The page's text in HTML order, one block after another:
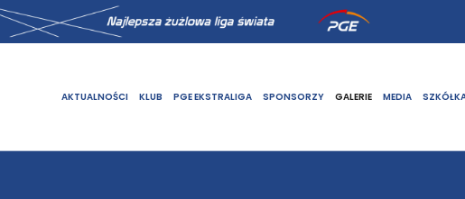
AKTUALNOŚCI KLUB PGE EKSTRALIGA SPONSORZY GALERIE MEDIA